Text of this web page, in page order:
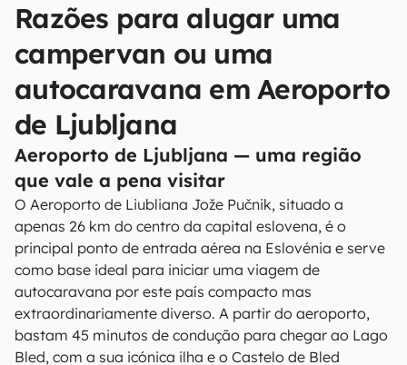
Razões para alugar uma
campervan ou uma
autocaravana em Aeroporto
de Ljubljana
Aeroporto de Ljubljana — uma região
que vale a pena visitar
O Aeroporto de Liubliana Jože Pučnik, situado a
apenas 26 km do centro da capital eslovena, é o
principal ponto de entrada aérea na Eslovénia e serve
como base ideal para iniciar uma viagem de
autocaravana por este país compacto mas
extraordinariamente diverso. A partir do aeroporto,
bastam 45 minutos de condução para chegar ao Lago
Bled, com a sua icónica ilha e o Castelo de Bled